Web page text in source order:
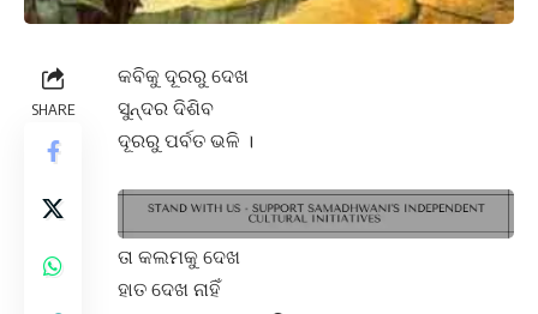
SHARE
କବିକୁ ଦୂରରୁ ଦେଖ
ସୁନ୍ଦର ଦିଶିବ
ଦୂରରୁ ପର୍ବତ ଭଳି ।
ତା କଲମକୁ ଦେଖ
ହାତ ଦେଖ ନାହିଁ